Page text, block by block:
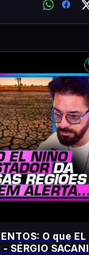
O que EL
SÉRGIO SACANI